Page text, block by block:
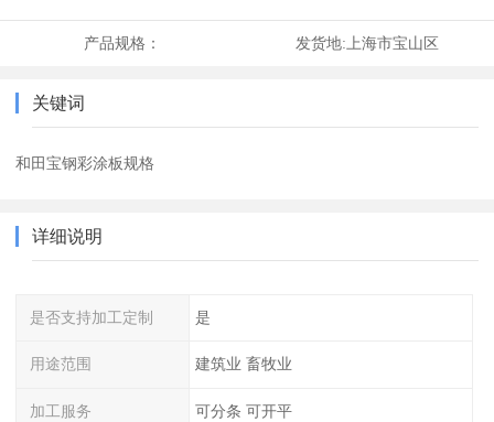
产品规格： 发货地:上海市宝山区
关键词
和田宝钢彩涂板规格
详细说明
是否支持加工定制 是
用途范围 建筑业 畜牧业
加工服务 可分条 可开平